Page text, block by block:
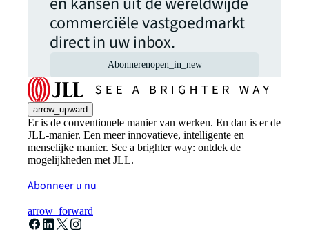
commerciële vastgoedmarkt
direct in uw inbox.
Abonnerenopen_in_new
arrow_upward
Er is de conventionele manier van werken. En dan is er de
JLL-manier. Een meer innovatieve, intelligente en
menselijke manier. See a brighter way: ontdek de
mogelijkheden met JLL.
Abonneer u nu
arrow_forward